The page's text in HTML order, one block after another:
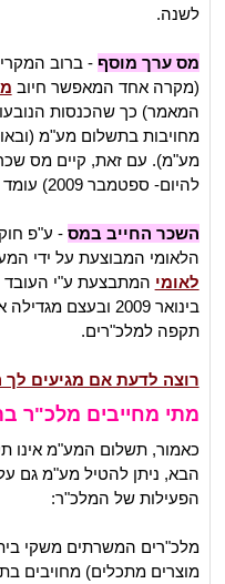
לשנה.
מס ערך מוסף - ברוב
(מקרה אחד המאפשר חיוב
המאמר) כך שהכנסות
מחויבות בתשלום מע"מ
להיום- ספטמבר 2009) עומד על 7.5%.
השכר החייב במס - ע"פ
הלאומי המבוצעת על ידי
לאומי המתבצעת ע"י העובד
בינואר 2009
תקפה למלכ"רים.
רוצה לדעת אם מגיעים לך
מתי מחייבים מלכ"ר
כאמור, תשלום המע"מ אינו
הבא, ניתן להטיל מע"מ גם
הפעילות של המלכ"ר:
מלכ"רים המשרתים משקי בית